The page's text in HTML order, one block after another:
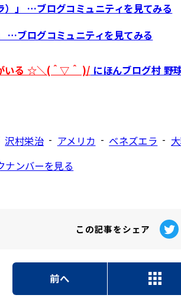
）」 …ブログコミュニティを見てみる
…ブログコミュニティを見てみる
いる ☆＼(＾▽＾ )/ にほんブログ村 野
沢村栄治 - アメリカ - ベネズエラ -
ナンバーを見る
この記事をシェア
前へ